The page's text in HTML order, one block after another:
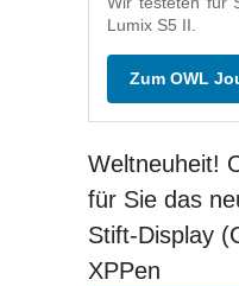
Lumix S5 II.
Zum OWL
Weltneuheit!
für Sie das
Stift-Display
XPPen